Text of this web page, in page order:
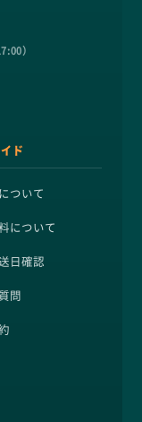
）
ド
ついて
について
日確認
問